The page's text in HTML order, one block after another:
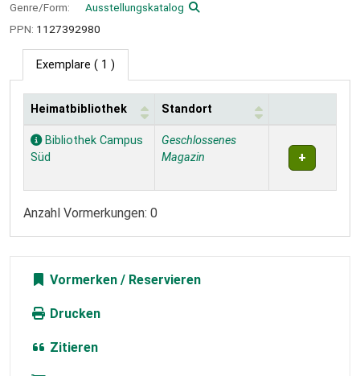
Genre/Form:
Ausstellungskatalog
PPN: 1127392980
Exemplare ( 1 )
Exemplare
Heimatbibliothek Standort
Bibliothek Campus
Süd
Geschlossenes
Magazin
Anzahl Vormerkungen: 0
Vormerken
Drucken
Zitieren